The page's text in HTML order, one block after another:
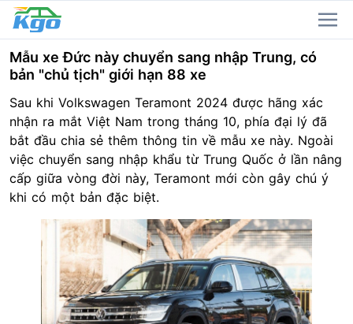
Mẫu xe Đức này chuyển sang nhập Trung, có
bản "chủ tịch" giới hạn 88 xe
Sau khi Volkswagen Teramont 2024 được hãng xác
nhận ra mắt Việt Nam trong tháng 10, phía đại lý đã
bắt đầu chia sẻ thêm thông tin về mẫu xe này. Ngoài
việc chuyển sang nhập khẩu từ Trung Quốc ở lần nâng
cấp giữa vòng đời này, Teramont mới còn gây chú ý
khi có một bản đặc biệt.